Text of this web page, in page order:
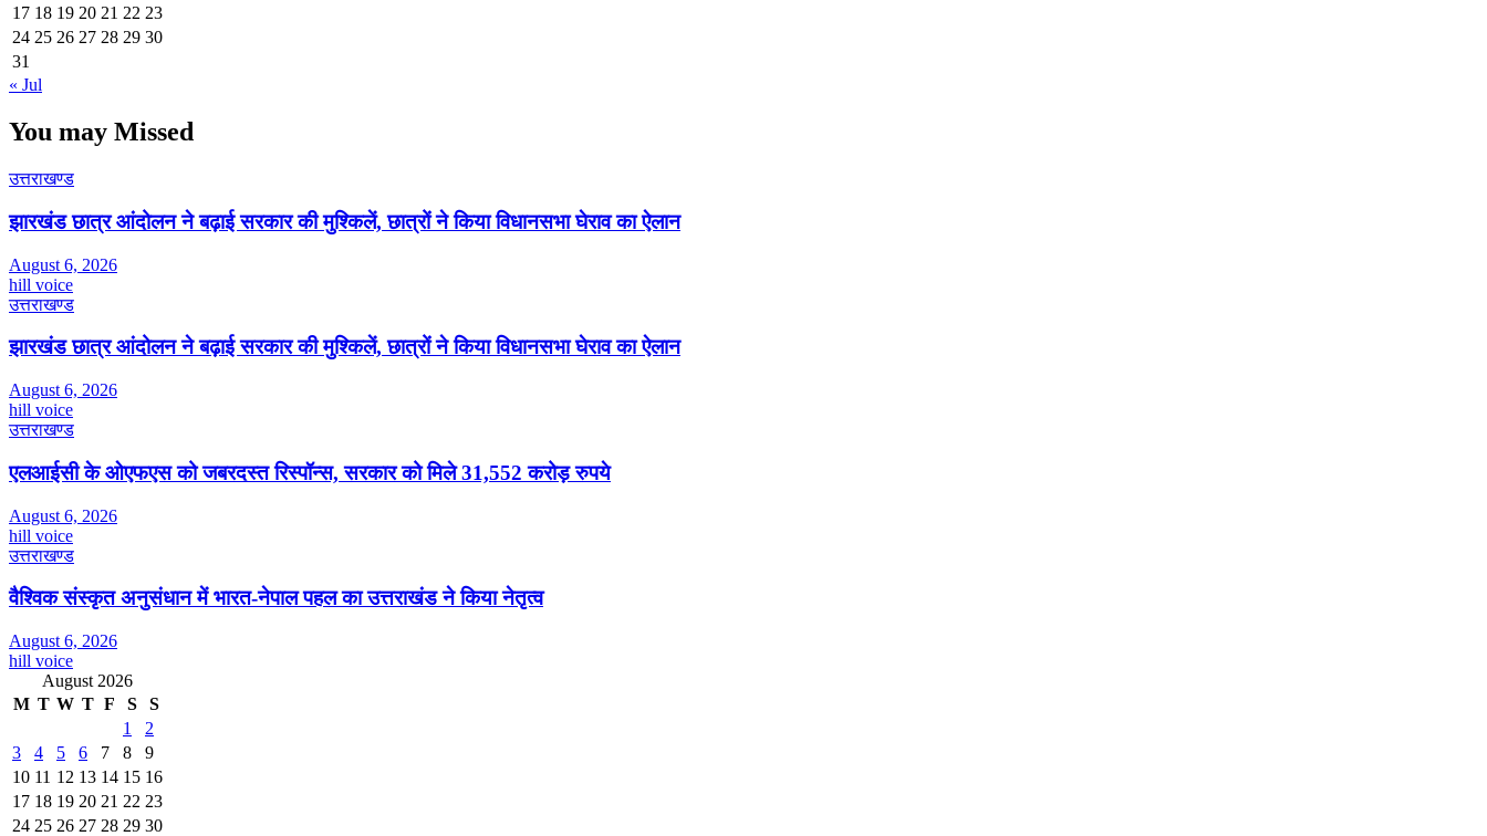
17 18 19 20 21 22 23
24 25 26 27 28 29 30
31
« Jul
You may Missed
उत्तराखण्ड
झारखंड छात्र आंदोलन ने बढ़ाई सरकार की मुश्किलें, छात्रों ने किया विधानसभा घेराव का ऐलान
August 6, 2026
hill voice
उत्तराखण्ड
झारखंड छात्र आंदोलन ने बढ़ाई सरकार की मुश्किलें, छात्रों ने किया विधानसभा घेराव का ऐलान
August 6, 2026
hill voice
उत्तराखण्ड
एलआईसी के ओएफएस को जबरदस्त रिस्पॉन्स, सरकार को मिले 31,552 करोड़ रुपये
August 6, 2026
hill voice
उत्तराखण्ड
वैश्विक संस्कृत अनुसंधान में भारत-नेपाल पहल का उत्तराखंड ने किया नेतृत्व
August 6, 2026
hill voice
August 2026
M T W T F S
S
1
2
3
4 5 6 7 8
9
10 11 12 13 14 15 16
17 18 19 20 21 22 23
24 25 26 27 28 29 30